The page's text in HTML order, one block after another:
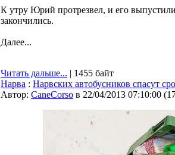
К утру Юрий протрезвел, и его
закончились.
Далее...
Читать дальше... | 1455 байт
Нарва : Нарвских автобусников спасут
Автор: CaneCorso в 22/04/2013 07:10:00 (